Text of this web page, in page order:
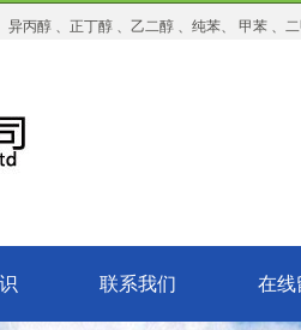
丙醇 、正丁醇 、乙二醇 、纯苯、 甲苯 、
联系我们 在线